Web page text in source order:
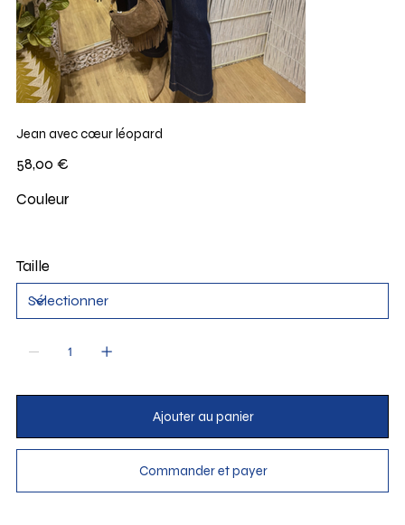
Jean avec cœur léopard
Prix
58,00 €
Couleur
Taille
Ajouter au panier
Commander et payer